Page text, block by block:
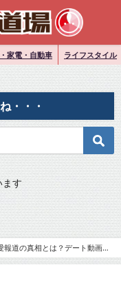
家電・自動車 ライフスタイル
・・・
ます
道の真相とは？デート動画流